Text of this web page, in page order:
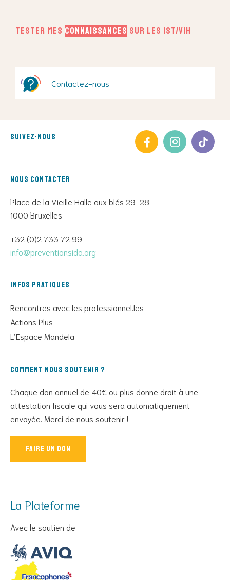
Tester mes connaissances sur les IST/VIH
Contactez-nous
Suivez-nous
Nous contacter
Place de la Vieille Halle aux blés 29-28
1000 Bruxelles
+32 (0)2 733 72 99
info@preventionsida.org
Infos pratiques
Rencontres avec les professionnel.les
Actions Plus
L’Espace Mandela
Comment nous soutenir ?
Chaque don annuel de 40€ ou plus donne droit à une
attestation fiscale qui vous sera automatiquement
envoyée. Merci de nous soutenir !
Faire un don
La Plateforme
Avec le soutien de